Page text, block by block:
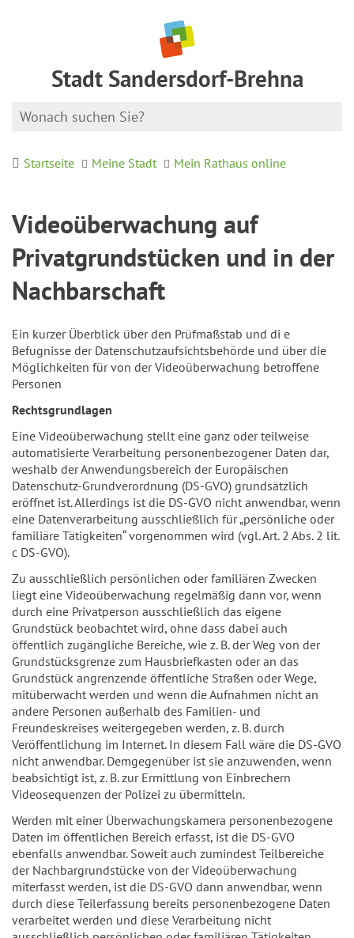
Stadt Sandersdorf-Brehna
Startseite Meine Stadt Mein Rathaus online
Videoüberwachung auf
Privatgrundstücken und in der
Nachbarschaft
Ein kurzer Überblick über den Prüfmaßstab und di e
Befugnisse der Datenschutzaufsichtsbehörde und über die
Möglichkeiten für von der Videoüberwachung betroffene
Personen
Rechtsgrundlagen
Eine Videoüberwachung stellt eine ganz oder teilweise
automatisierte Verarbeitung personenbezogener Daten dar,
weshalb der Anwendungsbereich der Europäischen
Datenschutz-Grundverordnung (DS-GVO) grundsätzlich
eröffnet ist. Allerdings ist die DS-GVO nicht anwendbar, wenn
eine Datenverarbeitung ausschließlich für „persönliche oder
familiäre Tätigkeiten“ vorgenommen wird (vgl. Art. 2 Abs. 2 lit.
c DS-GVO).
Zu ausschließlich persönlichen oder familiären Zwecken
liegt eine Videoüberwachung regelmäßig dann vor, wenn
durch eine Privatperson ausschließlich das eigene
Grundstück beobachtet wird, ohne dass dabei auch
öffentlich zugängliche Bereiche, wie z. B. der Weg von der
Grundstücksgrenze zum Hausbriefkasten oder an das
Grundstück angrenzende öffentliche Straßen oder Wege,
mitüberwacht werden und wenn die Aufnahmen nicht an
andere Personen außerhalb des Familien- und
Freundeskreises weitergegeben werden, z. B. durch
Veröffentlichung im Internet. In diesem Fall wäre die DS-GVO
nicht anwendbar. Demgegenüber ist sie anzuwenden, wenn
beabsichtigt ist, z. B. zur Ermittlung von Einbrechern
Videosequenzen der Polizei zu übermitteln.
Werden mit einer Überwachungskamera personenbezogene
Daten im öffentlichen Bereich erfasst, ist die DS-GVO
ebenfalls anwendbar. Soweit auch zumindest Teilbereiche
der Nachbargrundstücke von der Videoüberwachung
miterfasst werden, ist die DS-GVO dann anwendbar, wenn
durch diese Teilerfassung bereits personenbezogene Daten
verarbeitet werden und diese Verarbeitung nicht